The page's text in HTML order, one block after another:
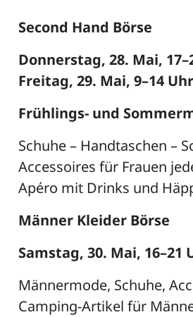
Second Hand Börse
Donnerstag, 28. Mai,
Freitag, 29. Mai, 9–14 Uhr
Frühlings- und
Schuhe – Handtaschen –
Accessoires für Frauen
Apéro mit Drinks und
Männer Kleider Börse
Samstag, 30. Mai, 16–21
Männermode, Schuhe,
Camping-Artikel für